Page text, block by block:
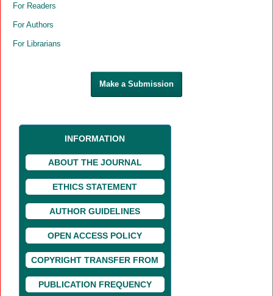
For Readers
For Authors
For Librarians
Make a Submission
INFORMATION
ABOUT THE JOURNAL
ETHICS STATEMENT
AUTHOR GUIDELINES
OPEN ACCESS POLICY
COPYRIGHT TRANSFER FROM
PUBLICATION FREQUENCY